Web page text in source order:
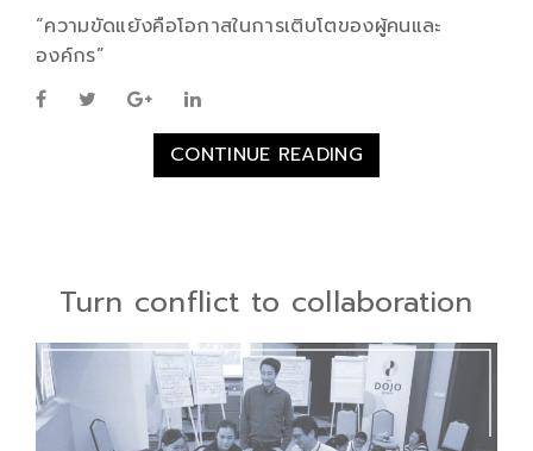
“ความขัดแย้งคือโอกาสในการเติบโตของผู้คนและ
องค์กร”
CONTINUE READING
Turn conflict to collaboration